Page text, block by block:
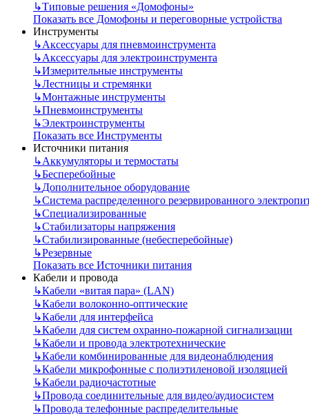
↳Типовые решения «Домофоны»
Показать все Домофоны и переговорные устройства
Инструменты
↳Аксессуары для пневмоинструмента
↳Аксессуары для электроинструмента
↳Измерительные инструменты
↳Лестницы и стремянки
↳Монтажные инструменты
↳Пневмоинструменты
↳Электроинструменты
Показать все Инструменты
Источники питания
↳Аккумуляторы и термостаты
↳Бесперебойные
↳Дополнительное оборудование
↳Система распределенного резервированного
↳Специализированные
↳Стабилизаторы напряжения
↳Стабилизированные (небесперебойные)
↳Резервные
Показать все Источники питания
Кабели и провода
↳Кабели «витая пара» (LAN)
↳Кабели волоконно-оптические
↳Кабели для интерфейса
↳Кабели для систем охранно-пожарной сигнализации
↳Кабели и провода электротехнические
↳Кабели комбинированные для видеонаблюдения
↳Кабели микрофонные с полиэтиленовой изоляцией
↳Кабели радиочастотные
↳Провода соединительные для видео/аудиосистем
↳Провода телефонные распределительные